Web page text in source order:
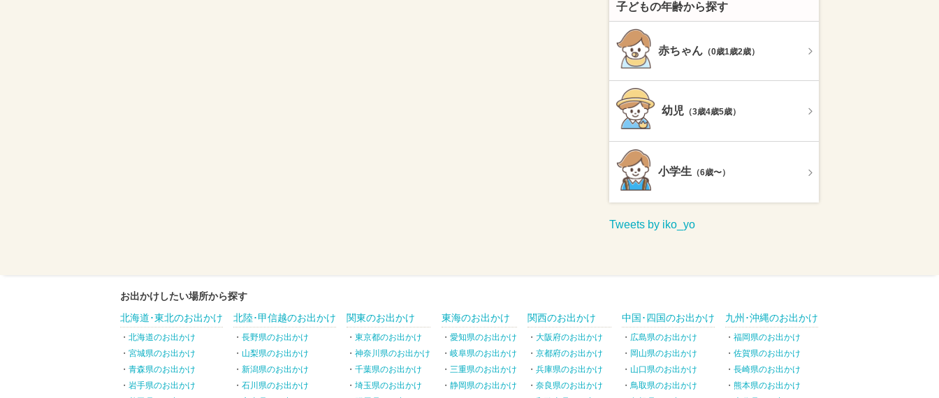
子どもの年齢から探す
赤ちゃん （0歳1歳2歳）
幼児 （3歳4歳5歳）
小学生 （6歳〜）
Tweets by iko_yo
お出かけしたい場所から探す
北海道･東北のお出かけ
北海道のお出かけ
宮城県のお出かけ
青森県のお出かけ
岩手県のお出かけ
北陸･甲信越のお出かけ
長野県のお出かけ
山梨県のお出かけ
新潟県のお出かけ
石川県のお出かけ
関東のお出かけ
東京都のお出かけ
神奈川県のお出かけ
千葉県のお出かけ
埼玉県のお出かけ
東海のお出かけ
愛知県のお出かけ
岐阜県のお出かけ
三重県のお出かけ
静岡県のお出かけ
関西のお出かけ
大阪府のお出かけ
京都府のお出かけ
兵庫県のお出かけ
奈良県のお出かけ
中国･四国のお出かけ
広島県のお出かけ
岡山県のお出かけ
山口県のお出かけ
鳥取県のお出かけ
九州･沖縄のお出かけ
福岡県のお出かけ
佐賀県のお出かけ
長崎県のお出かけ
熊本県のお出かけ